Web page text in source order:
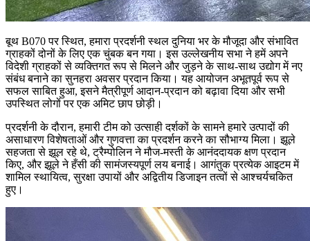
बूथ B070 पर स्थित, हमारा प्रदर्शनी स्थल दुनिया भर के मौजूदा और संभावित
ग्राहकों दोनों के लिए एक चुंबक बन गया। इस उल्लेखनीय सभा ने हमें अपने
विदेशी ग्राहकों से व्यक्तिगत रूप से मिलने और जुड़ने के साथ-साथ उद्योग में नए
संबंध बनाने का सुनहरा अवसर प्रदान किया। यह आयोजन अभूतपूर्व रूप से
सफल साबित हुआ, इसने मैत्रीपूर्ण आदान-प्रदान को बढ़ावा दिया और सभी
उपस्थित लोगों पर एक अमिट छाप छोड़ी।
प्रदर्शनी के दौरान, हमारी टीम को उत्साही दर्शकों के सामने हमारे उत्पादों की
असाधारण विशेषताओं और गुणवत्ता का प्रदर्शन करने का सौभाग्य मिला। झूले
सहजता से झूल रहे थे, ट्रैम्पोलिन ने मौज-मस्ती के आनंददायक क्षण प्रदान
किए, और झूले ने हँसी की सामंजस्यपूर्ण लय बनाई। आगंतुक प्रत्येक आइटम में
शामिल स्थायित्व, सुरक्षा उपायों और अद्वितीय डिजाइन तत्वों से आश्चर्यचकित
हुए।